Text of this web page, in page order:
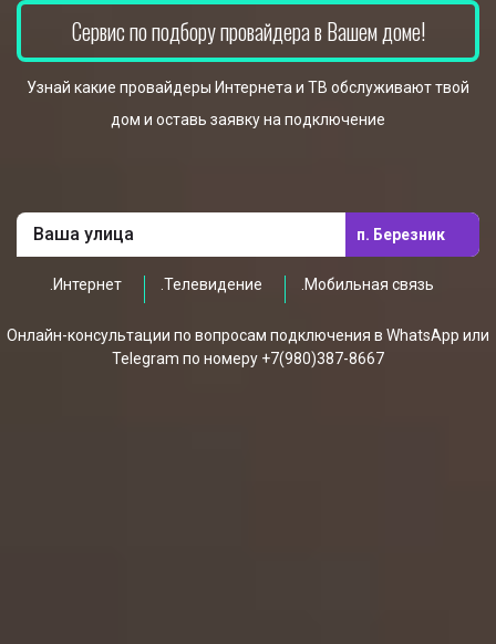
Сервис по подбору провайдера в Вашем доме!
Узнай какие провайдеры Интернета и ТВ обслуживают твой
дом и оставь заявку на подключение
п. Березник
.Интернет .Телевидение .Мобильная связь
Онлайн-консультации по вопросам подключения в WhatsApp или
Telegram по номеру +7(980)387-8667